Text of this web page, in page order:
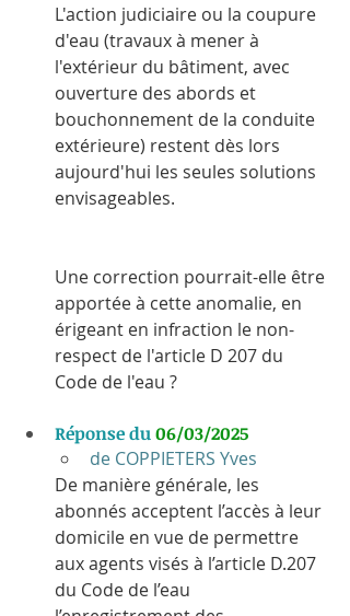
L'action judiciaire ou la coupure
d'eau (travaux à mener à
l'extérieur du bâtiment, avec
ouverture des abords et
bouchonnement de la conduite
extérieure) restent dès lors
aujourd'hui les seules solutions
envisageables.
Une correction pourrait-elle être
apportée à cette anomalie, en
érigeant en infraction le non-
respect de l'article D 207 du
Code de l'eau ?
Réponse du 06/03/2025
de COPPIETERS Yves
De manière générale, les
abonnés acceptent l’accès à leur
domicile en vue de permettre
aux agents visés à l’article D.207
du Code de l’eau